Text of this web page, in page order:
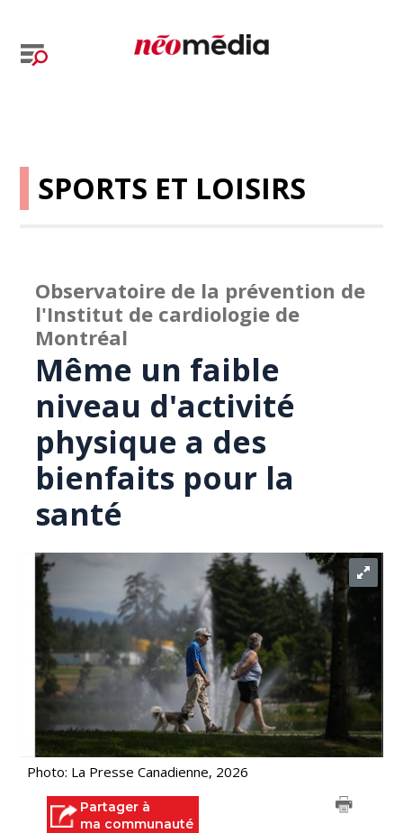
SPORTS ET LOISIRS
Observatoire de la prévention de
l'Institut de cardiologie de
Montréal
Même un faible
niveau d'activité
physique a des
bienfaits pour la
santé
Photo: La Presse Canadienne, 2026
Partager à
ma communauté